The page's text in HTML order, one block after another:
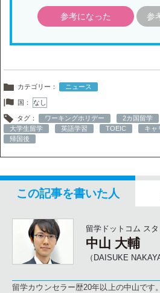
参考になった 参
カテゴリー： ニュース
国： なし
タグ： ワーキングホリデー 2カ国留学
大学生留学
英語学習 TOEIC キャ
帰国後
この記事を書いた人
留学ドットコム スタ
中山 大輔
（DAISUKE
留学カウンセラー歴20年以上の中山です